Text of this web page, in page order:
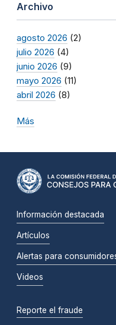
Archivo
agosto 2026 (2)
julio 2026 (4)
junio 2026 (9)
mayo 2026 (11)
abril 2026 (8)
Más
Información destacada
Artículos
Alertas para
Videos
Reporte el fraude